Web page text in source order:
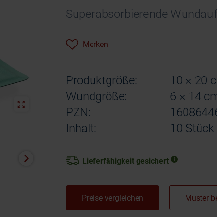
Superabsorbierende
Merken
Produktgröße:
10 × 20
Wundgröße:
6 × 14
PZN:
Inhalt:
10 Stück
Lieferfähigkeit gesichert
Preise vergleichen